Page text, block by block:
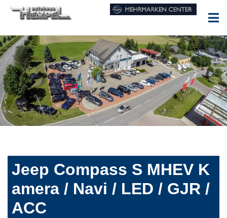
Jeep Compass S MHEV K
amera / Navi / LED / GJR /
ACC